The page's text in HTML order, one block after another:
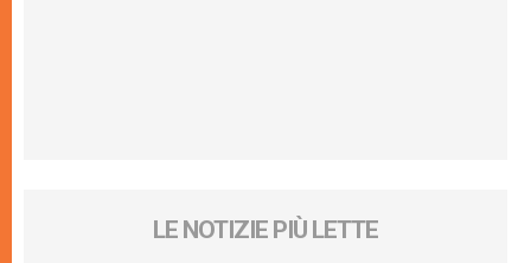
LE NOTIZIE PIÙ LETTE